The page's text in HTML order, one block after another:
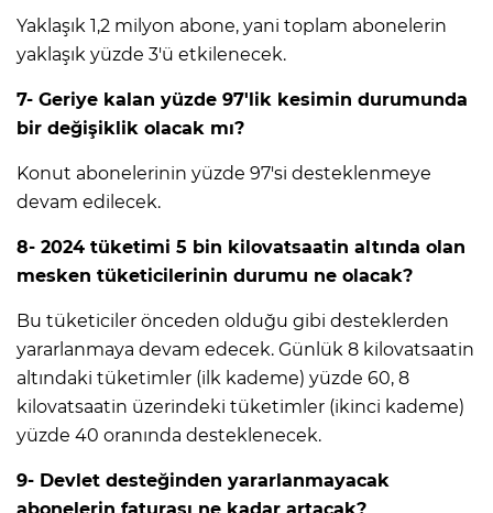
Yaklaşık 1,2 milyon abone, yani toplam abonelerin
yaklaşık yüzde 3'ü etkilenecek.
7- Geriye kalan yüzde 97'lik kesimin durumunda
bir değişiklik olacak mı?
Konut abonelerinin yüzde 97'si desteklenmeye
devam edilecek.
8- 2024 tüketimi 5 bin kilovatsaatin altında olan
mesken tüketicilerinin durumu ne olacak?
Bu tüketiciler önceden olduğu gibi desteklerden
yararlanmaya devam edecek. Günlük 8 kilovatsaatin
altındaki tüketimler (ilk kademe) yüzde 60, 8
kilovatsaatin üzerindeki tüketimler (ikinci kademe)
yüzde 40 oranında desteklenecek.
9- Devlet desteğinden yararlanmayacak